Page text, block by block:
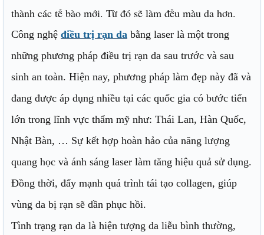
thành các tế bào mới. Từ đó sẽ làm đều màu da hơn.
Công nghệ điều trị rạn da bằng laser là một trong
những phương pháp điều trị rạn da sau trước và sau
sinh an toàn. Hiện nay, phương pháp làm đẹp này đã và
đang được áp dụng nhiều tại các quốc gia có bước tiến
lớn trong lĩnh vực thẩm mỹ như: Thái Lan, Hàn Quốc,
Nhật Bàn, … Sự kết hợp hoàn hảo của năng lượng
quang học và ánh sáng laser làm tăng hiệu quả sử dụng.
Đồng thời, đẩy mạnh quá trình tái tạo collagen, giúp
vùng da bị rạn sẽ dần phục hồi.
Tình trạng rạn da là hiện tượng da liễu bình thường,